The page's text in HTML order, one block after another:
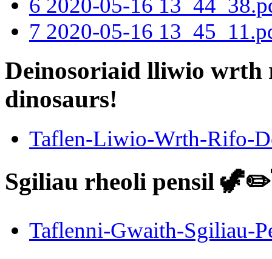
6 2020-05-16
7 2020-05-16
Deinosoriaid lliwio wrth
dinosaurs!
Taflen-Liwio-Wrth-Rifo-
Sgiliau rheoli pensil
Taflenni-Gwaith-Sgiliau-